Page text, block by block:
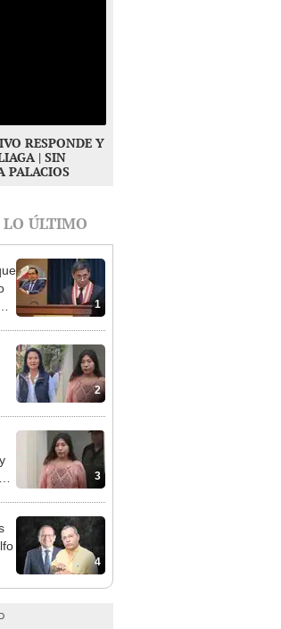
RESPONDE Y
| SIN
PALACIOS
LO ÚLTIMO
1
2
3
4